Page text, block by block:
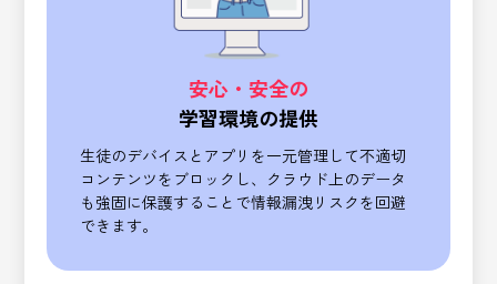
安心・安全の
学習環境の提供
生徒のデバイスとアプリを一元管理して不適切
コンテンツをブロックし、 クラウド上のデータ
も強固に保護することで情報漏洩リスクを回避
できます。